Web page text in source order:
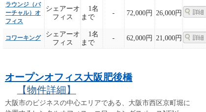
ラウンジ（バ
ーチャル）オ
フィス
シェアーオ
フィス
1名
まで
- 72,000円 26,000円
コワーキング
シェアーオ
フィス
1名
まで
- 62,000円 21,000円
オープンオフィス大阪肥後橋
【物件詳細】
大阪市のビジネスの中心エリアである、大阪市西区京町堀に